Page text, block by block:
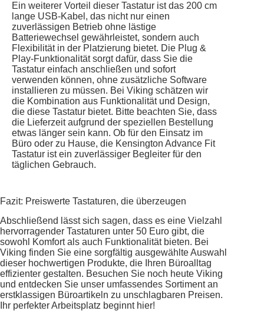
Ein weiterer Vorteil dieser Tastatur ist das 200 cm
lange USB-Kabel, das nicht nur einen
zuverlässigen Betrieb ohne lästige
Batteriewechsel gewährleistet, sondern auch
Flexibilität in der Platzierung bietet. Die Plug &
Play-Funktionalität sorgt dafür, dass Sie die
Tastatur einfach anschließen und sofort
verwenden können, ohne zusätzliche Software
installieren zu müssen. Bei Viking schätzen wir
die Kombination aus Funktionalität und Design,
die diese Tastatur bietet. Bitte beachten Sie, dass
die Lieferzeit aufgrund der speziellen Bestellung
etwas länger sein kann. Ob für den Einsatz im
Büro oder zu Hause, die Kensington Advance Fit
Tastatur ist ein zuverlässiger Begleiter für den
täglichen Gebrauch.
Fazit: Preiswerte Tastaturen, die überzeugen
Abschließend lässt sich sagen, dass es eine Vielzahl
hervorragender Tastaturen unter 50 Euro gibt, die
sowohl Komfort als auch Funktionalität bieten. Bei
Viking finden Sie eine sorgfältig ausgewählte Auswahl
dieser hochwertigen Produkte, die Ihren Büroalltag
effizienter gestalten. Besuchen Sie noch heute Viking
und entdecken Sie unser umfassendes Sortiment an
erstklassigen Büroartikeln zu unschlagbaren Preisen.
Ihr perfekter Arbeitsplatz beginnt hier!